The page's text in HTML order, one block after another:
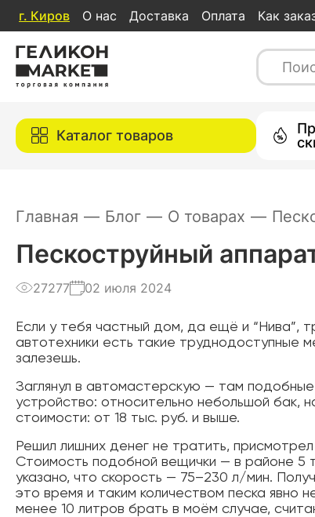
г. Киров О нас Доставка Оплата Как
Каталог товаров
Главная — Блог — О товарах —
Пескоструйный
27277 02 июля 2024
Если у тебя частный дом, да ещё и “Нива”,
автотехники есть такие труднодоступные
залезешь.
Заглянул в автомастерскую — там
устройство: относительно небольшой бак,
стоимости: от 18 тыс. руб. и выше.
Решил лишних денег не тратить,
Стоимость подобной вещички — в районе 5
указано, что скорость — 75–230 л/мин.
это время и таким количеством песка явно
менее 10 литров брать в моём случае,